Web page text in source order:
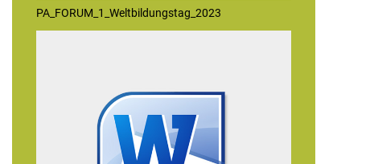
PA_FORUM_1_Weltbildungstag_2023